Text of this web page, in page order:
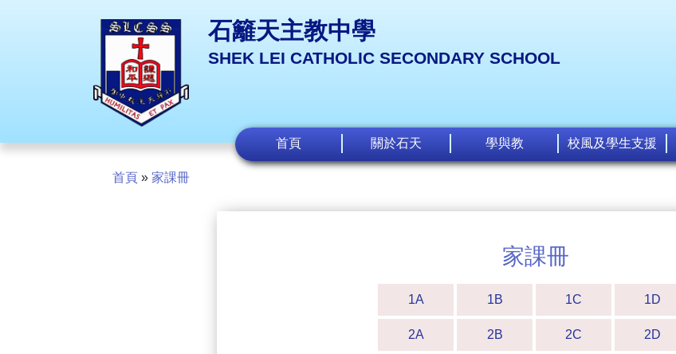
石籬天主教中學
SHEK LEI CATHOLIC SECONDARY SCHOOL
首頁 關於石天 學與教 校風及學生支援
首頁 » 家課冊
家課冊
1A 1B 1C 1D
2A 2B 2C 2D